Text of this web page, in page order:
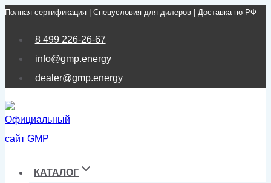
Перейти
Полная сертификация | Спецусловия для дилеров | Доставка по РФ
8 499 226-26-67
info@gmp.energy
dealer@gmp.energy
КАТАЛОГ